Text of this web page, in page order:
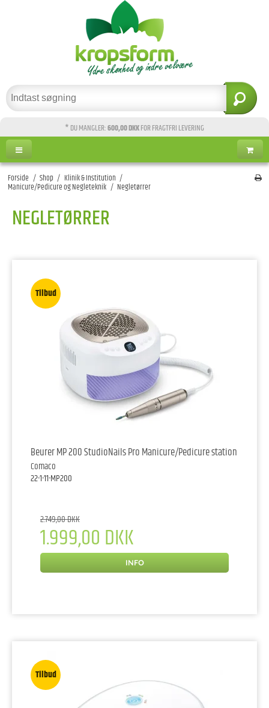
* DU MANGLER:600,00 DKKFOR FRAGTFRI LEVERING
Forside / Shop / Klinik & Institution /
Manicure/Pedicure og Negleteknik / Negletørrer
NEGLETØRRER
Tilbud
Beurer MP 200 StudioNails Pro Manicure/Pedicure station
Comaco
22-1-11-MP200
2.749,00 DKK
1.999,00 DKK
INFO
Tilbud